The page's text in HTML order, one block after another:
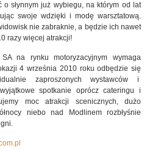
słynnym już wybiegu, na którym od lat
swoje wdzięki i modę warsztatową.
nie zabraknie, a będzie ich nawet
razy więcej atrakcji!
na rynku motoryzacyjnym wymaga
4 września 2010 roku odbędzie się
zaproszonych wystawców i
spotkanie oprócz cateringu i
moc atrakcji scenicznych, dużo
niebo nad Modlinem rozbłyśnie